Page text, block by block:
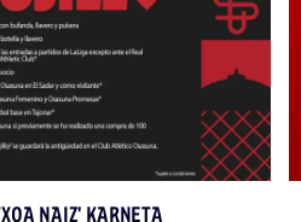
NAIZ' KARNETA